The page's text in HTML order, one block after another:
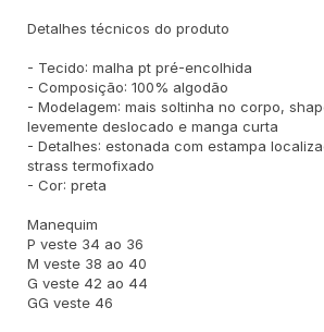
Detalhes técnicos do produto
- Tecido: malha pt pré-encolhida
- Composição: 100% algodão
- Modelagem: mais soltinha no corpo,
levemente deslocado e manga curta
- Detalhes: estonada com estampa
strass termofixado
- Cor: preta
Manequim
P veste 34 ao 36
M veste 38 ao 40
G veste 42 ao 44
GG veste 46